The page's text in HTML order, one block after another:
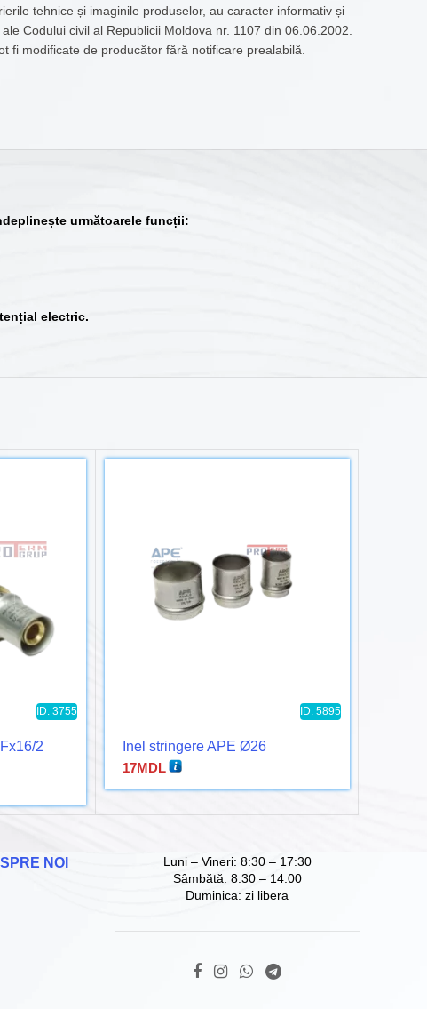
tehnice și imaginile produselor, au caracter informativ și
Codului civil al Republicii Moldova nr. 1107 din 06.06.2002.
fi modificate de producător fără notificare prealabilă.
următoarele funcții:
electric.
ID: 3755
2
ID: 5895
Inel stringere APE Ø26
17MDL
NOI
Luni – Vineri: 8:30 – 17:30
Sâmbătă: 8:30 – 14:00
Duminica: zi libera